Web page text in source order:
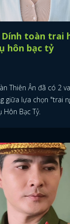
Dính toàn
hôn bạc tỷ
Thiên Ân đã có 2
giữa lựa chọn "trai
Hôn Bạc Tỷ.